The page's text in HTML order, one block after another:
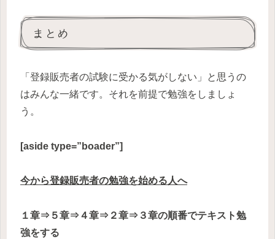
まとめ
「登録販売者の試験に受かる気がしない」と思うの
はみんな一緒です。それを前提で勉強をしましょ
う。
[aside type=”boader”]
今から登録販売者の勉強を始める人へ
１章⇒５章⇒４章⇒２章⇒３章の順番でテキスト勉
強をする